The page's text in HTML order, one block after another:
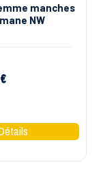
manches
NW